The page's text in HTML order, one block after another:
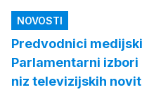
NOVOSTI
Predvodnici
Parlamentarni izbori
niz televizijskih